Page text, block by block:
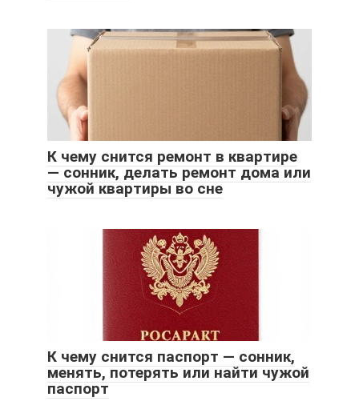
К чему снится ремонт в квартире
— сонник, делать ремонт дома или
чужой квартиры во сне
К чему снится паспорт — сонник,
менять, потерять или найти чужой
паспорт